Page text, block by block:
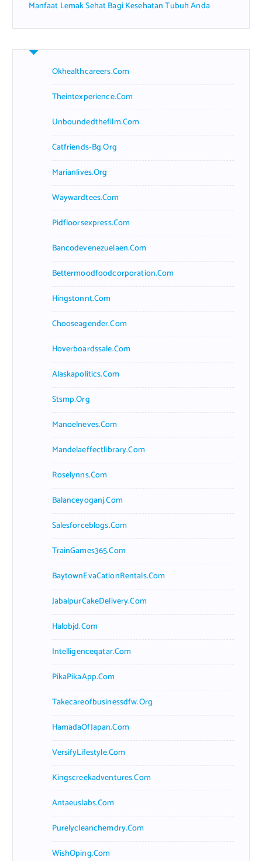
Manfaat Lemak Sehat Bagi Kesehatan Tubuh Anda
Okhealthcareers.com
Theintexperience.com
Unboundedthefilm.com
Catfriends-Bg.org
Marianlives.org
Waywardtees.com
Pidfloorsexpress.com
Bancodevenezuelaen.com
Bettermoodfoodcorporation.com
Hingstonnt.com
Chooseagender.com
Hoverboardssale.com
Alaskapolitics.com
Stsmp.org
Manoelneves.com
Mandelaeffectlibrary.com
Roselynns.com
Balanceyoganj.com
Salesforceblogs.com
TrainGames365.com
BaytownEvaCationRentals.com
JabalpurCakeDelivery.com
Halobjd.com
Intelligenceqatar.com
PikaPikaApp.com
Takecareofbusinessdfw.org
HamadaOfJapan.com
VersifyLifestyle.com
Kingscreekadventures.com
Antaeuslabs.com
Purelycleanchemdry.com
WishOping.com